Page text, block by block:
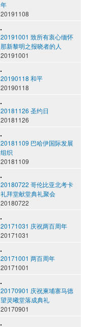
年
20191108
20191001 致所有衷心缅怀
那新黎明之报晓者的人
20191001
20190118 和平
20190118
20181126 圣约日
20181126
20181109 巴哈伊国际发展
组织
20181109
20180722 哥伦比亚北考卡
礼拜堂献堂典礼聚会
20180722
20171031 庆祝两百周年
20171031
20171001 两百周年
20171001
20170901 庆祝柬埔寨马德
望灵曦堂落成典礼
20170901